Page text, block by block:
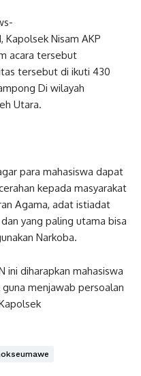
Nisam AKP
acara tersebut
tersebut di ikuti 430
Di wilayah
Utara.
para mahasiswa dapat
kepada masyarakat
Agama, adat istiadat
yang paling utama bisa
Narkoba.
ini diharapkan mahasiswa
menjawab persoalan